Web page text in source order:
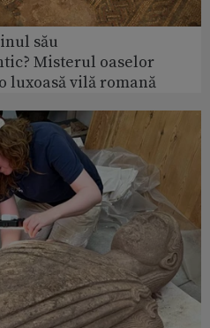
său
Misterul oaselor
luxoasă vilă romană